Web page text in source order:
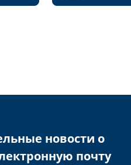
новости о
почту